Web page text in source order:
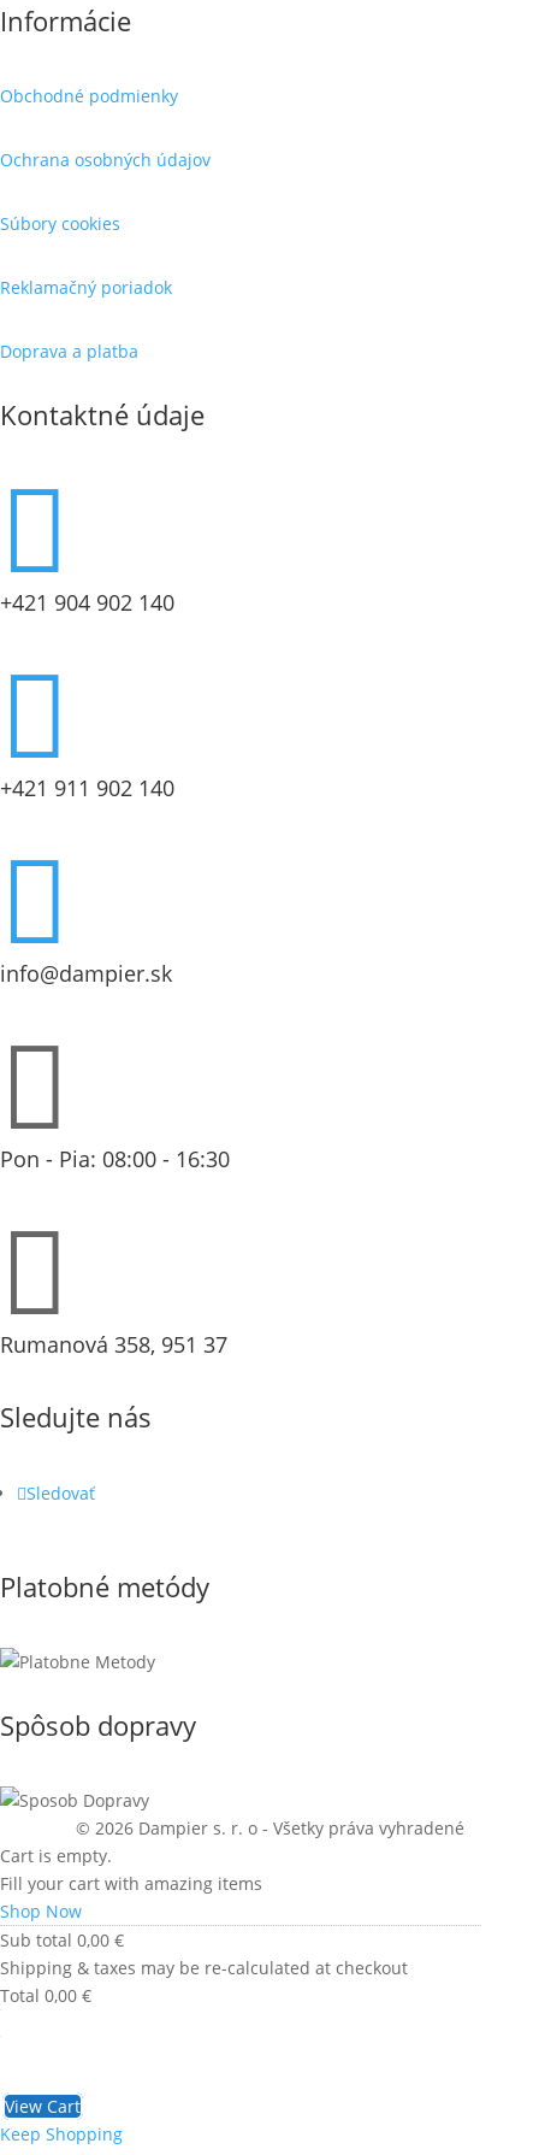
Informácie
Obchodné podmienky
Ochrana osobných údajov
Súbory cookies
Reklamačný poriadok
Doprava a platba
Kontaktné údaje

+421 904 902 140

+421 911 902 140

info@dampier.sk

Pon - Pia: 08:00 - 16:30

Rumanová 358, 951 37
Sledujte nás
Sledovať
Platobné metódy
Spôsob dopravy
© 2026 Dampier s. r. o - Všetky práva vyhradené
Cart is empty.
Fill your cart with amazing items
Shop Now
Sub total 0,00 €
Shipping & taxes may be re-calculated at checkout
Total 0,00 €
View Cart
Keep Shopping